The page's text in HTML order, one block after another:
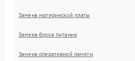
Замена материнской платы
Замена блока питания
Замена оперативной памяти